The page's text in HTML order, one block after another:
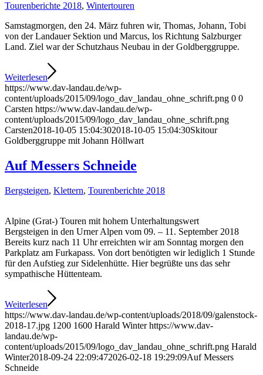
Tourenberichte 2018, Wintertouren
Samstagmorgen, den 24. März fuhren wir, Thomas, Johann, Tobi
von der Landauer Sektion und Marcus, los Richtung Salzburger
Land. Ziel war der Schutzhaus Neubau in der Goldberggruppe.
Weiterlesen
https://www.dav-landau.de/wp-
content/uploads/2015/09/logo_dav_landau_ohne_schrift.png 0 0
Carsten https://www.dav-landau.de/wp-
content/uploads/2015/09/logo_dav_landau_ohne_schrift.png
Carsten2018-10-05 15:04:302018-10-05 15:04:30Skitour
Goldberggruppe mit Johann Höllwart
Auf Messers Schneide
Bergsteigen, Klettern, Tourenberichte 2018
Alpine (Grat-) Touren mit hohem Unterhaltungswert
Bergsteigen in den Urner Alpen vom 09. – 11. September 2018
Bereits kurz nach 11 Uhr erreichten wir am Sonntag morgen den
Parkplatz am Furkapass. Von dort benötigten wir lediglich 1 Stunde
für den Aufstieg zur Sidelenhütte. Hier begrüßte uns das sehr
sympathische Hüttenteam.
Weiterlesen
https://www.dav-landau.de/wp-content/uploads/2018/09/galenstock-
2018-17.jpg 1200 1600 Harald Winter https://www.dav-
landau.de/wp-
content/uploads/2015/09/logo_dav_landau_ohne_schrift.png Harald
Winter2018-09-24 22:09:472026-02-18 19:29:09Auf Messers
Schneide